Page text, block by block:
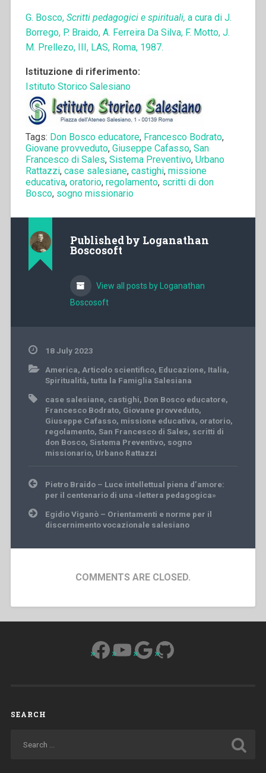
G. Bosco, Scritti pedagogici e spirituali, a cura di J.
Borrego, P. Braido, A. Ferreira Da Silva, F. Motto, J.
M. Prellezo, III, LAS, Roma, 1987.
Istituzione di riferimento:
Istituto Storico Salesiano
Tags: Don Bosco educatore, Francesco Bodrato,
Giovane provveduto, Giuseppe Cafasso, San
Francesco di Sales, Sistema Preventivo, Urbano
Rattazzi, case salesiane, castighi, missione
educativa, oratorio, regolamento, scritti di don
Bosco, sogno missionario
Published by Loganathan
Boscosoft
View all posts by Loganathan
Boscosoft
18 July 2023
America, Articolo scientifico, Educazione, Italia,
Spiritualità, tutta la Famiglia Salesiana
case salesiane, castighi, Don Bosco educatore,
Francesco Bodrato, Giovane provveduto,
Giuseppe Cafasso, missione educativa, oratorio,
regolamento, San Francesco di Sales, scritti di
don Bosco, Sistema Preventivo, sogno
missionario, Urbano Rattazzi
Post
navigation
Pietro Braido – Luce intellettual piena d’amore:
per il centenario di una «lettera pedagogica»
Egidio Viganò – Orientamenti e norme per il
discernimento vocazionale salesiano
COMMENTS ARE CLOSED.
Facebook
YouTube
Google
GitHub
SEARCH